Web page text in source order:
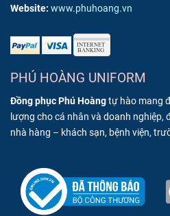
Website: www.phuhoang.vn
PHÚ HOÀNG UNIFORM
Đồng phục Phú Hoàngtự hào mang
lượng cho cá nhân và doanh nghiệp,
nhà hàng – khách sạn, bệnh viện,